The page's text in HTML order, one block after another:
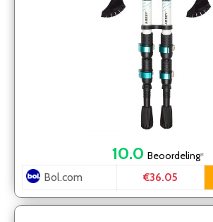
10.0 Beoordeling*
Bol.com €36.05